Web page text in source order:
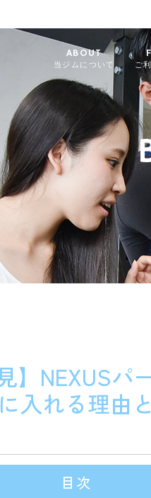
ABOUT
当ジムについて ご
】NEXUS
入れる理由
目次